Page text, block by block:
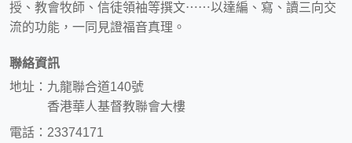
授、教會牧師、信徒領袖等撰文⋯⋯以達編、寫、讀三向交
流的功能，一同見證福音真理。
聯絡資訊
地址：九龍聯合道140號
香港華人基督教聯會大樓
電話：23374171